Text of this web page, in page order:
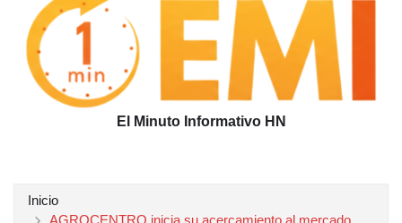
El Minuto Informativo HN
Inicio